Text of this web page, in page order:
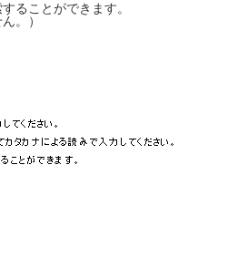
書を検索することがで
。）